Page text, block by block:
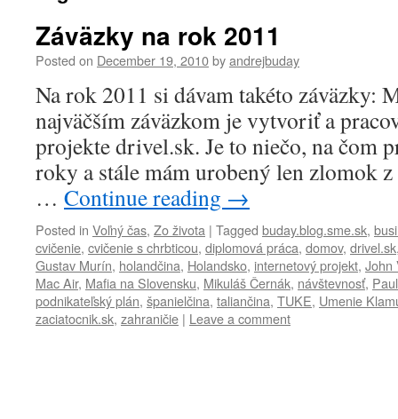
Záväzky na rok 2011
Posted on December 19, 2010byandrejbuday
Na rok 2011 si dávam takéto záväzky:
najväčším záväzkom je vytvoriť a
projekte drivel.sk. Je to niečo, na čom
roky a stále mám urobený len zlomok
… Continue reading →
Posted in Voľný čas, Zo života | Tagged buday.blog.sme.sk,
cvičenie, cvičenie s chrbticou, diplomová práca, domov, drivel.sk
Gustav Murín, holandčina, Holandsko, internetový projekt, John
Mac Air, Mafia na Slovensku, Mikuláš Černák, návštevnosť,
podnikateľský plán, španielčina, taliančina, TUKE, Umenie
zaciatocnik.sk, zahraničie | Leave a comment